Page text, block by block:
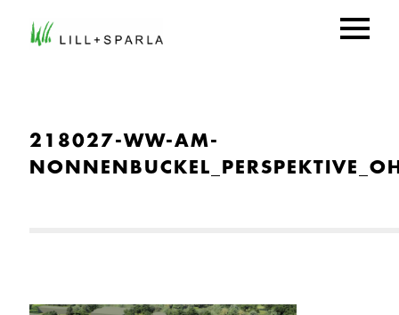
218027-WW-AM-